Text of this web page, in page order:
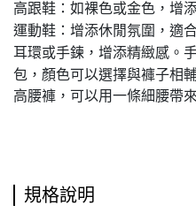
高跟鞋：如裸色或金色，增
運動鞋：增添休閒氛圍，適
耳環或手鍊，增添精緻感。
包，顏色可以選擇與褲子相
高腰褲，可以用一條細腰帶
規格說明